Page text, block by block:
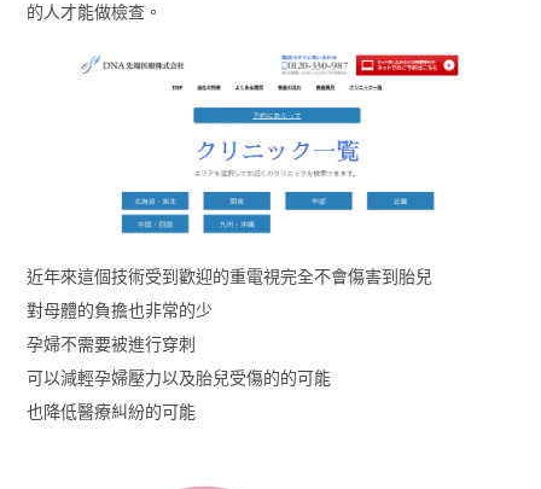
的人才能做檢查。
近年來這個技術受到歡迎的重電視完全不會傷害到胎兒
對母體的負擔也非常的少
孕婦不需要被進行穿刺
可以減輕孕婦壓力以及胎兒受傷的的可能
也降低醫療糾紛的可能